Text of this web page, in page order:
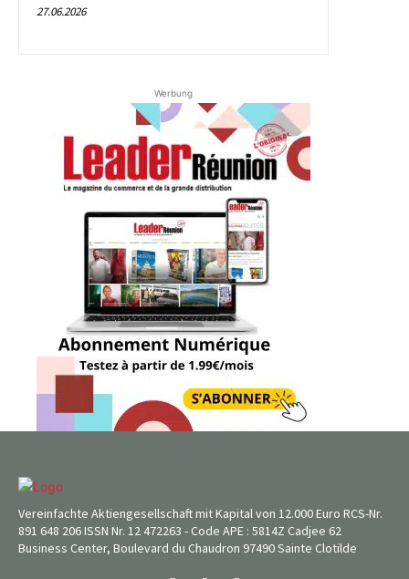
27.06.2026
Werbung
Vereinfachte Aktiengesellschaft mit Kapital von 12.000 Euro RCS-Nr.
891 648 206 ISSN Nr. 12 472263 - Code APE : 5814Z Cadjee 62
Business Center, Boulevard du Chaudron 97490 Sainte Clotilde